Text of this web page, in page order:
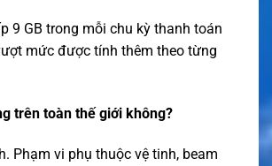
9 GB trong mỗi chu kỳ thanh toán
mức được tính thêm theo từng
trên toàn thế giới không?
Phạm vi phụ thuộc vệ tinh, beam